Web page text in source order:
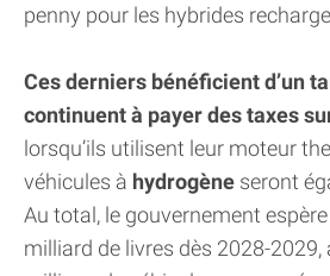
penny pour les hybrides
Ces derniers bénéficient d’un
continuent à payer des taxes
lorsqu’ils utilisent leur moteur
véhicules à hydrogène seront
Au total, le gouvernement
milliard de livres dès 2028-2029,